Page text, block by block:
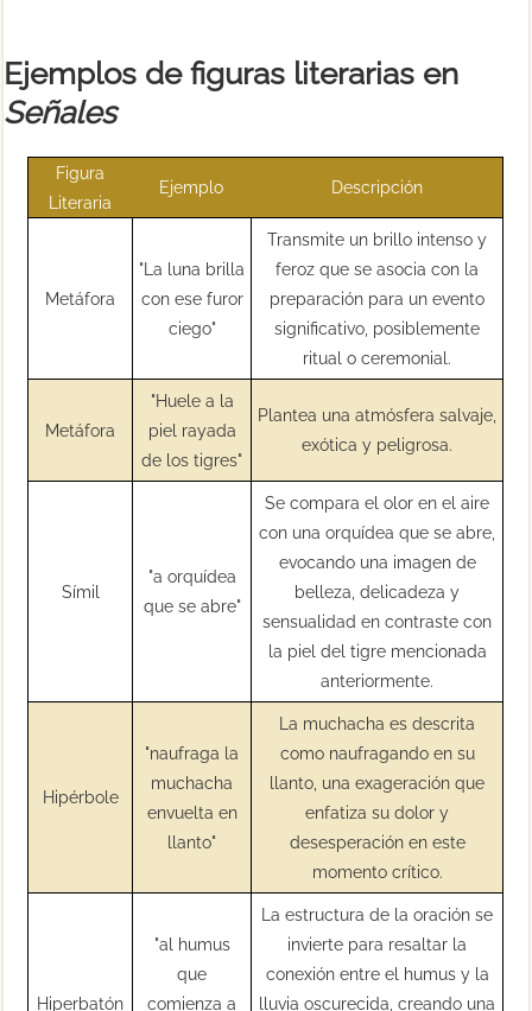
Ejemplos de figuras literarias en
Señales
Figura
Literaria
Ejemplo Descripción
Metáfora
"La luna brilla
con ese furor
ciego"
Transmite un brillo intenso y
feroz que se asocia con la
preparación para un evento
significativo, posiblemente
ritual o ceremonial.
Metáfora
"Huele a la
piel rayada
de los tigres"
Plantea una atmósfera salvaje,
exótica y peligrosa.
Símil
"a orquídea
que se abre"
Se compara el olor en el aire
con una orquídea que se abre,
evocando una imagen de
belleza, delicadeza y
sensualidad en contraste con
la piel del tigre mencionada
anteriormente.
Hipérbole
"naufraga la
muchacha
envuelta en
llanto"
La muchacha es descrita
como naufragando en su
llanto, una exageración que
enfatiza su dolor y
desesperación en este
momento crítico.
Hiperbatón
"al humus
que
comienza a
La estructura de la oración se
invierte para resaltar la
conexión entre el humus y la
lluvia oscurecida, creando una